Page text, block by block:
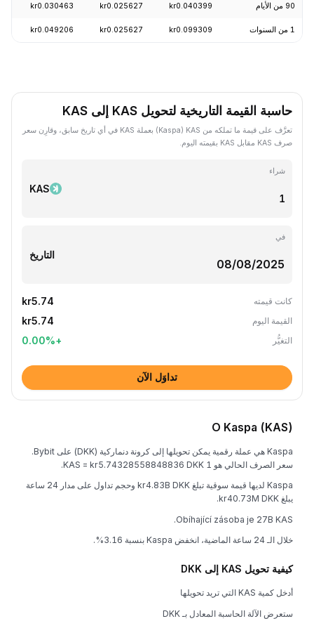
90 من الأيام kr0.040399
kr0.025627
kr0.030463
1 من السنوات kr0.099309
kr0.025627
kr0.049206
حاسبة القيمة التاريخية لتحويل KAS إلى KAS
تعرَّف على قيمة ما تملكه من KAS ‏(Kaspa) بعملة KAS في أي تاريخ سابق، وقارِن سعر
صرف KAS مقابل KAS بقيمته اليوم.
شراء
KAS
في
التاريخ
كانت قيمته kr5.74
القيمة اليوم kr5.74
التغيُّر +
0.00%
تداوَل الآن
O Kaspa (KAS)
Kaspa هي عملة رقمية يمكن تحويلها إلى كرونة دنماركية (DKK) على Bybit.
سعر الصرف الحالي هو 1 KAS = kr5.74328558848836 DKK.
Kaspa لديها قيمة سوقية تبلغ kr4.83B DKK وحجم تداول على مدار 24 ساعة
يبلغ kr40.73M DKK.
Obíhající zásoba je 27B KAS.
خلال الـ 24 ساعة الماضية، انخفض Kaspa بنسبة 3.16%.
كيفية تحويل KAS إلى DKK
أدخل كمية KAS التي تريد تحويلها
ستعرض الآلة الحاسبة المعادل بـ DKK